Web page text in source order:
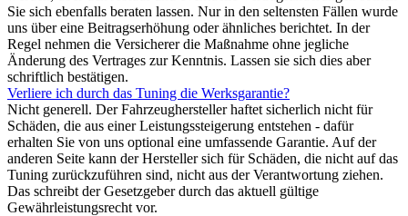
Sie sich ebenfalls beraten lassen. Nur in den seltensten Fällen wurde
uns über eine Beitragserhöhung oder ähnliches berichtet. In der
Regel nehmen die Versicherer die Maßnahme ohne jegliche
Änderung des Vertrages zur Kenntnis. Lassen sie sich dies aber
schriftlich bestätigen.
Verliere ich durch das Tuning die Werksgarantie?
Nicht generell. Der Fahrzeughersteller haftet sicherlich nicht für
Schäden, die aus einer Leistungssteigerung entstehen - dafür
erhalten Sie von uns optional eine umfassende Garantie. Auf der
anderen Seite kann der Hersteller sich für Schäden, die nicht auf das
Tuning zurückzuführen sind, nicht aus der Verantwortung ziehen.
Das schreibt der Gesetzgeber durch das aktuell gültige
Gewährleistungsrecht vor.